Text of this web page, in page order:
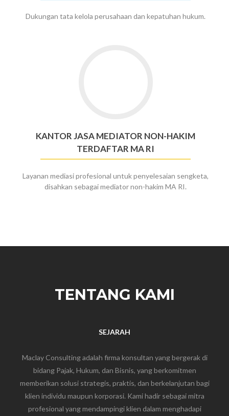
Dukungan tata kelola perusahaan dan kepatuhan hukum.
Terdaftar
MA
KANTOR JASA MEDIATOR NON-HAKIM
TERDAFTAR MA RI
Layanan mediasi profesional untuk penyelesaian sengketa,
disahkan sebagai mediator non-hakim MA RI.
TENTANG KAMI
SEJARAH
Maclay Consulting adalah firma konsultan yang bergerak di
bidang Pajak, Hukum, dan Bisnis, yang berkomitmen
memberikan solusi strategis, praktis, dan berkelanjutan bagi
klien individu maupun korporasi. Kami hadir sebagai mitra
profesional yang mendampingi klien dalam menghadapi